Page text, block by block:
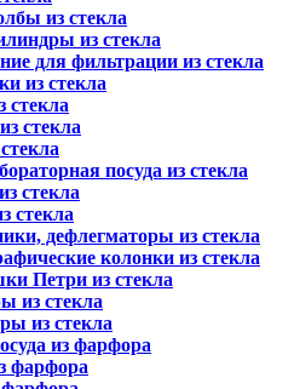
из стекла
из стекла
для фильтрации из стекла
из стекла
стекла
стекла
посуда из стекла
стекла
стекла
дефлегматоры из стекла
колонки из стекла
Петри из стекла
из стекла
из стекла
из фарфора
фарфора